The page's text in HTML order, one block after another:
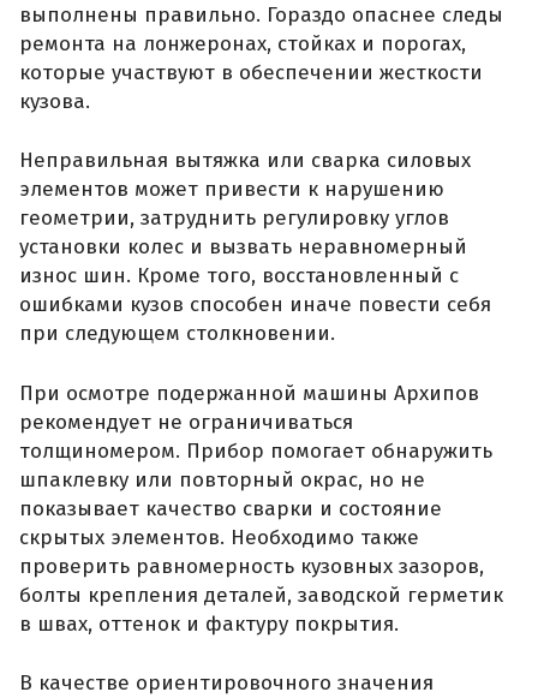
выполнены правильно. Гораздо опаснее следы
ремонта на лонжеронах, стойках и порогах,
которые участвуют в обеспечении жесткости
кузова.
Неправильная вытяжка или сварка силовых
элементов может привести к нарушению
геометрии, затруднить регулировку углов
установки колес и вызвать неравномерный
износ шин. Кроме того, восстановленный с
ошибками кузов способен иначе повести себя
при следующем столкновении.
При осмотре подержанной машины Архипов
рекомендует не ограничиваться
толщиномером. Прибор помогает обнаружить
шпаклевку или повторный окрас, но не
показывает качество сварки и состояние
скрытых элементов. Необходимо также
проверить равномерность кузовных зазоров,
болты крепления деталей, заводской герметик
в швах, оттенок и фактуру покрытия.
В качестве ориентировочного значения